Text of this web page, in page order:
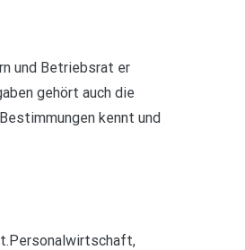
und Betriebsrat er
gehört auch die
kennt und